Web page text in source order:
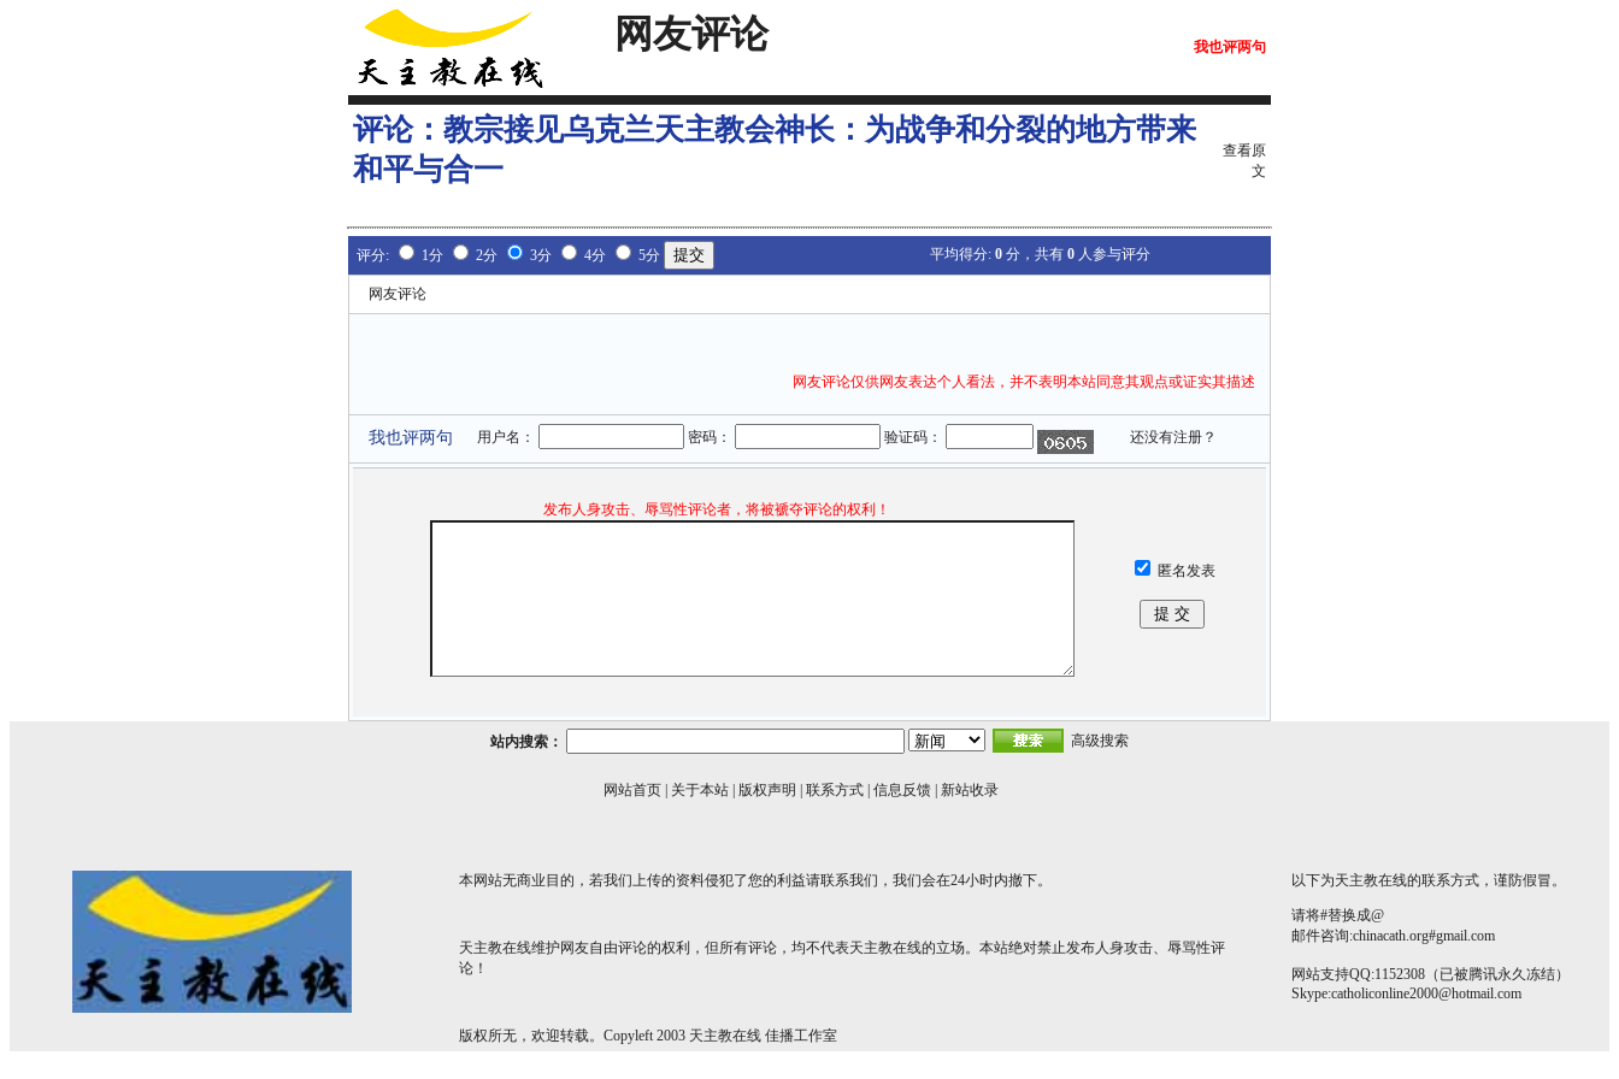
网友评论 我也评两句
评论： 教宗接见乌克兰天主教会神长：为战争和分裂的地方带来
和平与合一
查看原
文
评分: 1分 2分 3分 4分 5分 平均得分: 0 分，共有 0 人参与评分
网友评论
网友评论仅供网友表达个人看法，并不表明本站同意其观点或证实其描述
我也评两句 用户名： 密码： 验证码： 还没有注册？
发布人身攻击、辱骂性评论者，将被褫夺评论的权利！
匿名发表
站内搜索： 高级搜索
网站首页 关于本站 版权声明 联系方式 信息反馈 新站收录
本网站无商业目的，若我们上传的资料侵犯了您的利益请联系我们，我们会在24小时内撤下。
天主教在线维护网友自由评论的权利，但所有评论，均不代表天主教在线的立场。本站绝对禁止发布人身攻击、辱骂性评
论！
版权所无，欢迎转载。Copyleft 2003 天主教在线 佳播工作室
以下为天主教在线的联系方式，谨防假冒。
请将#替换成@
邮件咨询:chinacath.org#gmail.com
网站支持QQ:1152308（已被腾讯永久冻结）
Skype:catholiconline2000@hotmail.com